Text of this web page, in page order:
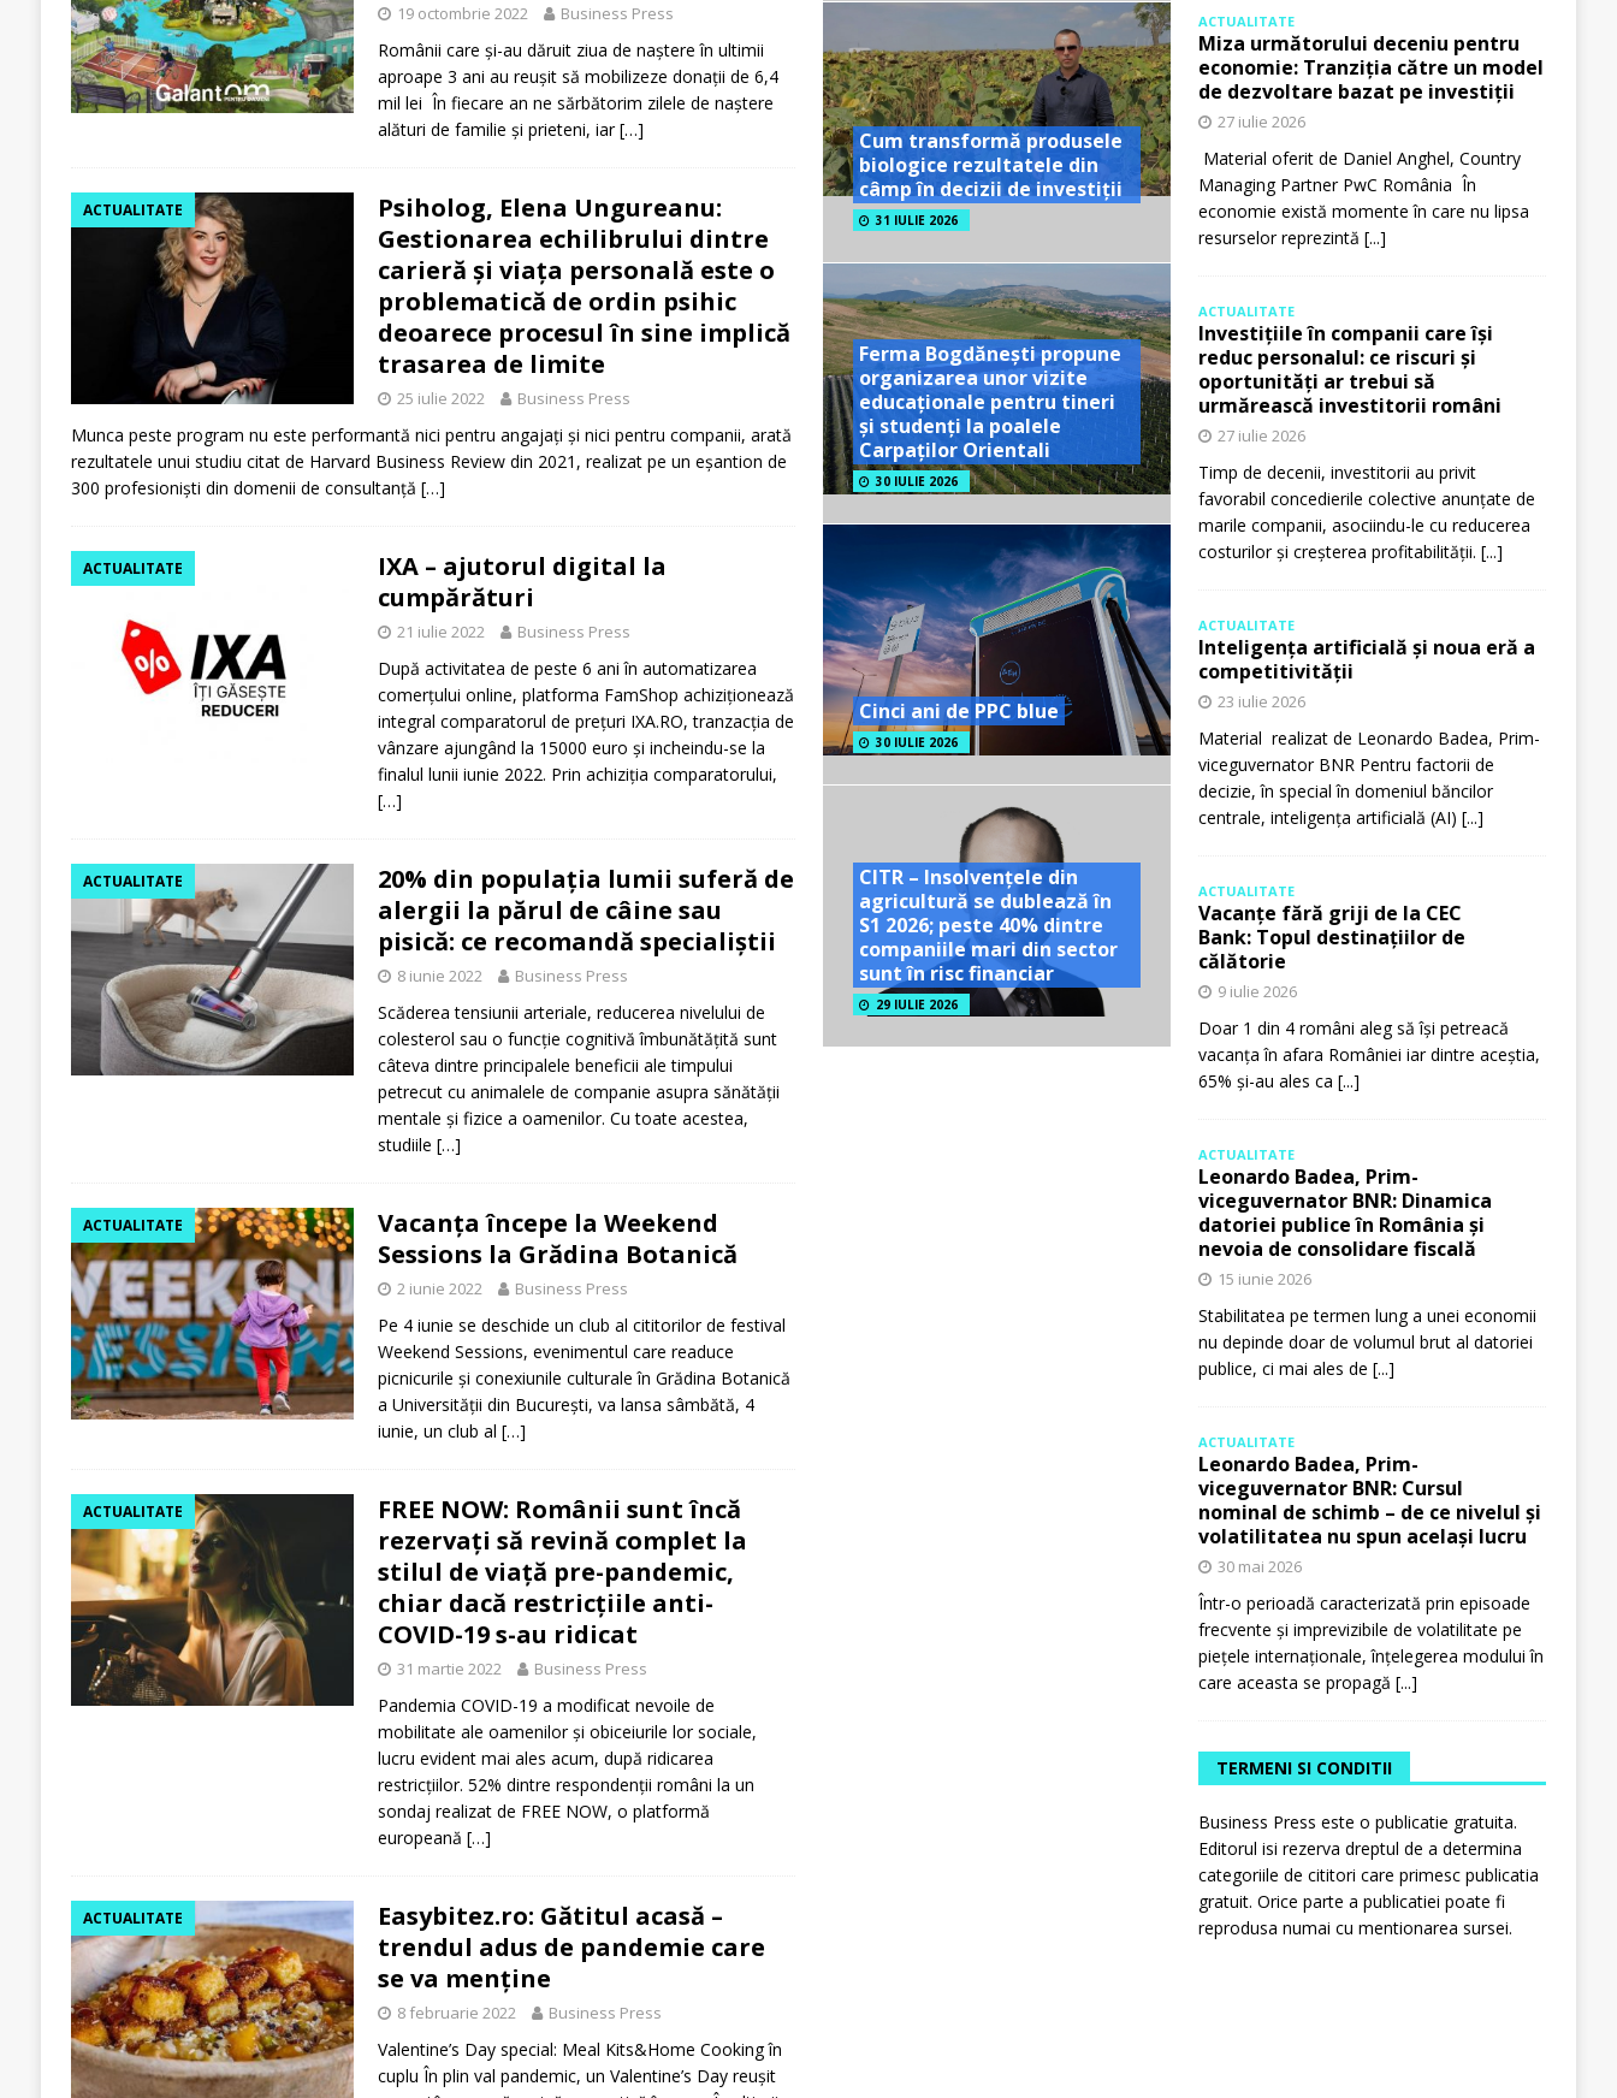
19 octombrie 2022 Business Press
Românii care și-au dăruit ziua de naștere în ultimii
aproape 3 ani au reușit să mobilizeze donații de 6,4
mil lei În fiecare an ne sărbătorim zilele de naștere
alături de familie și prieteni, iar[…]
ACTUALITATE
Psiholog, Elena Ungureanu:
Gestionarea echilibrului dintre
carieră și viața personală este o
problematică de ordin psihic
deoarece procesul în sine implică
trasarea de limite
25 iulie 2022 Business Press
Munca peste program nu este performantă nici pentru angajaţi şi nici pentru companii, arată
rezultatele unui studiu citat de Harvard Business Review din 2021, realizat pe un eşantion de
300 profesionişti din domenii de consultanţă […]
ACTUALITATE
IXA – ajutorul digital la
cumpărături
21 iulie 2022 Business Press
După activitatea de peste 6 ani în automatizarea
comerțului online, platforma FamShop achiziționează
integral comparatorul de prețuri IXA.RO, tranzacția de
vânzare ajungând la 15000 euro și incheindu-se la
finalul lunii iunie 2022. Prin achiziția comparatorului,
[…]
ACTUALITATE
20% din populația lumii suferă de
alergii la părul de câine sau
pisică: ce recomandă specialiștii
8 iunie 2022 Business Press
Scăderea tensiunii arteriale, reducerea nivelului de
colesterol sau o funcție cognitivă îmbunătățită sunt
câteva dintre principalele beneficii ale timpului
petrecut cu animalele de companie asupra sănătății
mentale și fizice a oamenilor. Cu toate acestea,
studiile […]
ACTUALITATE
Vacanța începe la Weekend
Sessions la Grădina Botanică
2 iunie 2022 Business Press
Pe 4 iunie se deschide un club al cititorilor de festival
Weekend Sessions, evenimentul care readuce
picnicurile și conexiunile culturale în Grădina Botanică
a Universității din București, va lansa sâmbătă, 4
iunie, un club al […]
ACTUALITATE
FREE NOW: Românii sunt încă
rezervați să revină complet la
stilul de viață pre-pandemic,
chiar dacă restricțiile anti-
COVID-19 s-au ridicat
31 martie 2022 Business Press
Pandemia COVID-19 a modificat nevoile de
mobilitate ale oamenilor și obiceiurile lor sociale,
lucru evident mai ales acum, după ridicarea
restricțiilor. 52% dintre respondenții români la un
sondaj realizat de FREE NOW, o platformă
europeană […]
ACTUALITATE
Easybitez.ro: Gătitul acasă –
trendul adus de pandemie care
se va menține
8 februarie 2022 Business Press
Valentine’s Day special: Meal Kits&Home Cooking în
cuplu În plin val pandemic, un Valentine’s Day reușit
Cum transformă produsele
biologice rezultatele din
câmp în decizii de investiții
31 IULIE 2026
Ferma Bogdănești propune
organizarea unor vizite
educaționale pentru tineri
și studenți la poalele
Carpaților Orientali
30 IULIE 2026
Cinci ani de PPC blue
30 IULIE 2026
CITR – Insolvențele din
agricultură se dublează în
S1 2026; peste 40% dintre
companiile mari din sector
sunt în risc financiar
29 IULIE 2026
ACTUALITATE
Miza următorului deceniu pentru
economie: Tranziția către un model
de dezvoltare bazat pe investiții
27 iulie 2026
Material oferit de Daniel Anghel, Country
Managing Partner PwC România În
economie există momente în care nu lipsa
resurselor reprezintă [...]
ACTUALITATE
Investițiile în companii care își
reduc personalul: ce riscuri și
oportunități ar trebui să
urmărească investitorii români
27 iulie 2026
Timp de decenii, investitorii au privit
favorabil concedierile colective anunțate de
marile companii, asociindu-le cu reducerea
costurilor și creșterea profitabilității. [...]
ACTUALITATE
Inteligența artificială și noua eră a
competitivității
23 iulie 2026
Material realizat de Leonardo Badea, Prim-
viceguvernator BNR Pentru factorii de
decizie, în special în domeniul băncilor
centrale, inteligența artificială (AI) [...]
ACTUALITATE
Vacanțe fără griji de la CEC
Bank: Topul destinațiilor de
călătorie
9 iulie 2026
Doar 1 din 4 români aleg să își petreacă
vacanța în afara României iar dintre aceștia,
65% și-au ales ca [...]
ACTUALITATE
Leonardo Badea, Prim-
viceguvernator BNR: Dinamica
datoriei publice în România și
nevoia de consolidare fiscală
15 iunie 2026
Stabilitatea pe termen lung a unei economii
nu depinde doar de volumul brut al datoriei
publice, ci mai ales de [...]
ACTUALITATE
Leonardo Badea, Prim-
viceguvernator BNR: Cursul
nominal de schimb – de ce nivelul și
volatilitatea nu spun același lucru
30 mai 2026
Într-o perioadă caracterizată prin episoade
frecvente și imprevizibile de volatilitate pe
piețele internaționale, înțelegerea modului în
care aceasta se propagă [...]
TERMENI SI CONDITII
Business Press este o publicatie gratuita.
Editorul isi rezerva dreptul de a determina
categoriile de cititori care primesc publicatia
gratuit. Orice parte a publicatiei poate fi
reprodusa numai cu mentionarea sursei.